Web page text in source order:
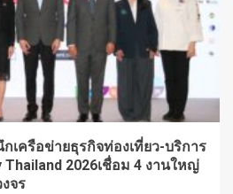
เครือข่ายธุรกิจท่องเที่ยว-บริการ
2026เชื่อม 4 งานใหญ่
จร